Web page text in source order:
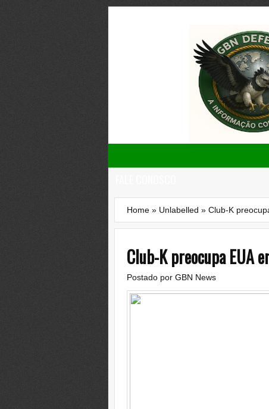
Home » Unlabelled » Club-K
Club-K preocupa EUA
Postado por GBN News